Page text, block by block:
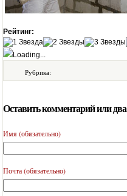
Рейтинг:
Loading...
Рубрика:
Оставить комментарий или два
Имя (обязательно)
Почта (обязательно)